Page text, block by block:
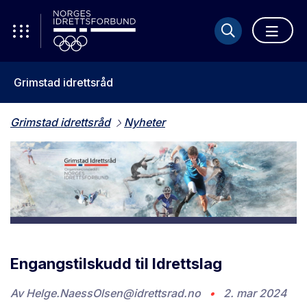
Grimstad idrettsråd
Grimstad idrettsråd Nyheter
Engangstilskudd til Idrettslag
AvHelge.NaessOlsen@idrettsrad.no • 2. mar 2024